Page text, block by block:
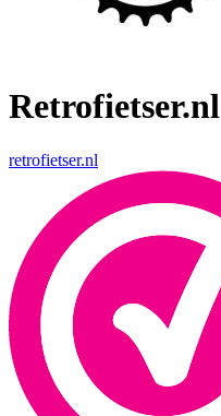
Retrofietser.nl
retrofietser.nl